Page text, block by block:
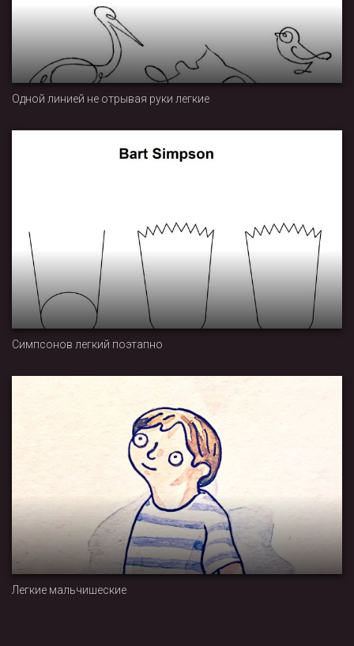
Одной линией не отрывая руки легкие
Симпсонов легкий поэтапно
Легкие мальчишеские